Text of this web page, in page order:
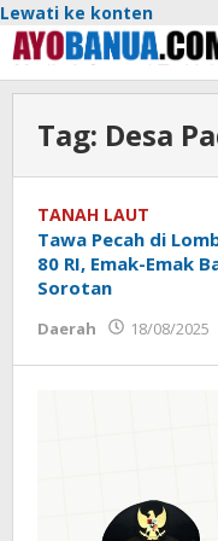
Lewati ke konten
Tag: Desa
TANAH LAUT
Tawa Pecah di
80 RI, Emak-Emak
Sorotan
Daerah 18/08/2025